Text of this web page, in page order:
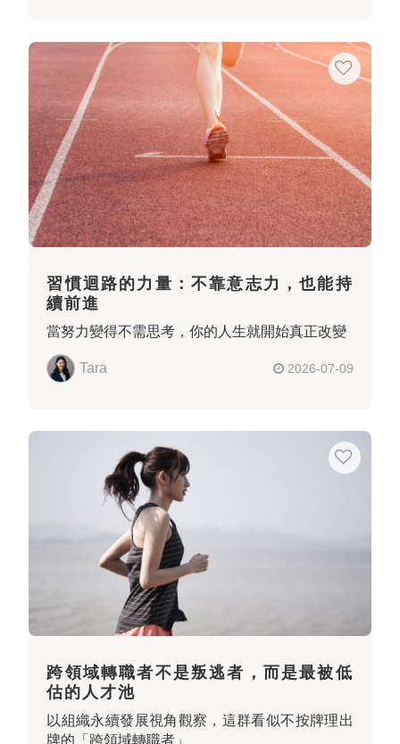
習慣迴路的力量：不靠意志力，也能持
續前進
當努力變得不需思考，你的人生就開始真正改變
Tara 2026-07-09
跨領域轉職者不是叛逃者，而是最被低
估的人才池
以組織永續發展視角觀察，這群看似不按牌理出
牌的「跨領域轉職者」